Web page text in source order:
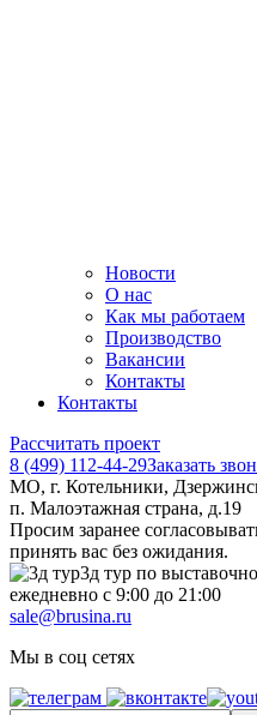
Новости
О нас
Как мы работаем
Производство
Вакансии
Контакты
Контакты
Рассчитать проект
8 (499) 112-44-29Заказать
МО, г. Котельники,
п. Малоэтажная страна, д.19
Просим заранее
принять вас без ожидания.
3д тур по
ежедневно с 9:00 до 21:00
sale@brusina.ru
Мы в соц сетях